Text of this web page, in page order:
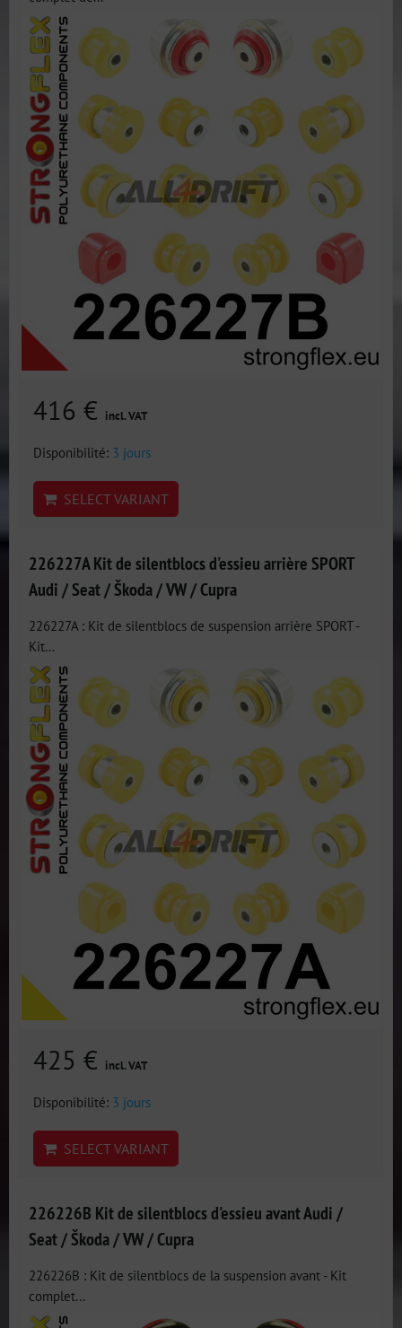
416 € incl. VAT
Disponibilité: 3 jours
SELECT VARIANT
226227A Kit de silentblocs d'essieu arrière SPORT
Audi / Seat / Škoda / VW / Cupra
226227A : Kit de silentblocs de suspension arrière SPORT -
Kit...
425 € incl. VAT
Disponibilité: 3 jours
SELECT VARIANT
226226B Kit de silentblocs d'essieu avant Audi /
Seat / Škoda / VW / Cupra
226226B : Kit de silentblocs de la suspension avant - Kit
complet...